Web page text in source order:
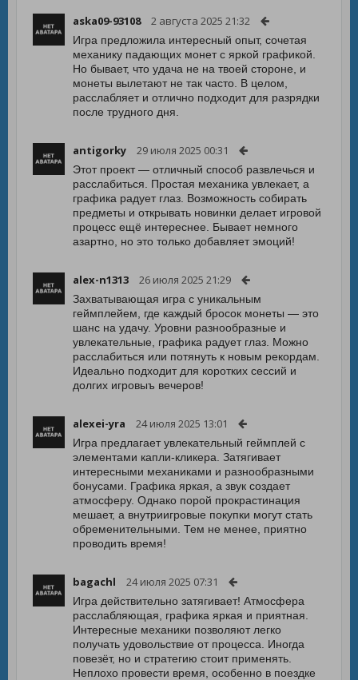
aska09-93108 2 августа 2025 21:32
Игра предложила интересный опыт, сочетая
механику падающих монет с яркой графикой.
Но бывает, что удача не на твоей стороне, и
монеты вылетают не так часто. В целом,
расслабляет и отлично подходит для разрядки
после трудного дня.
antigorky 29 июля 2025 00:31
Этот проект — отличный способ развлечься и
расслабиться. Простая механика увлекает, а
графика радует глаз. Возможность собирать
предметы и открывать новинки делает игровой
процесс ещё интереснее. Бывает немного
азартно, но это только добавляет эмоций!
alex-n1313 26 июля 2025 21:29
Захватывающая игра с уникальным
геймплейем, где каждый бросок монеты — это
шанс на удачу. Уровни разнообразные и
увлекательные, графика радует глаз. Можно
расслабиться или потянуть к новым рекордам.
Идеально подходит для коротких сессий и
долгих игровыъ вечеров!
alexei-yra 24 июля 2025 13:01
Игра предлагает увлекательный геймплей с
элементами капли-кликера. Затягивает
интересными механиками и разнообразными
бонусами. Графика яркая, а звук создает
атмосферу. Однако порой прокрастинация
мешает, а внутриигровые покупки могут стать
обременительными. Тем не менее, приятно
проводить время!
bagachl 24 июля 2025 07:31
Игра действительно затягивает! Атмосфера
расслабляющая, графика яркая и приятная.
Интересные механики позволяют легко
получать удовольствие от процесса. Иногда
повезёт, но и стратегию стоит применять.
Неплохо провести время, особенно в поездке